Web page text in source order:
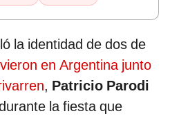
la identidad de dos de
en Argentina junto
, Patricio Parodi
la fiesta que